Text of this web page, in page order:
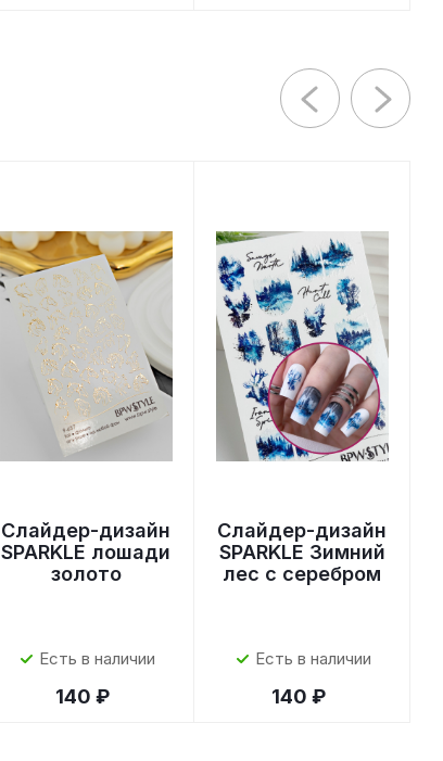
Слайдер-дизайн
SPARKLE лошади
золото
Есть в наличии
140 ₽
Слайдер-дизайн
SPARKLE Зимний
лес с серебром
Есть в наличии
140 ₽